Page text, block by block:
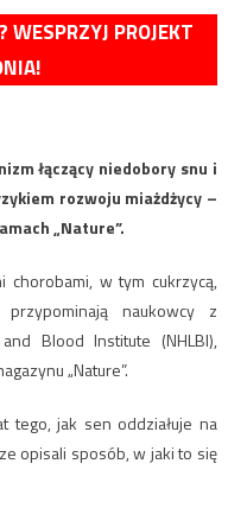
WESPRZYJ PROJEKT
łączący niedobory snu i
rozwoju miażdżycy –
„Nature”.
w tym cukrzycą,
naukowcy z
Blood Institute (NHLBI),
„Nature”.
tego, jak sen oddziałuje na
opisali sposób, w jaki to się